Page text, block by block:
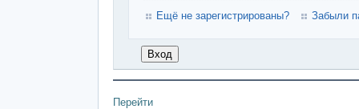
Ещё не зарегистрированы? Забыли
Перейти